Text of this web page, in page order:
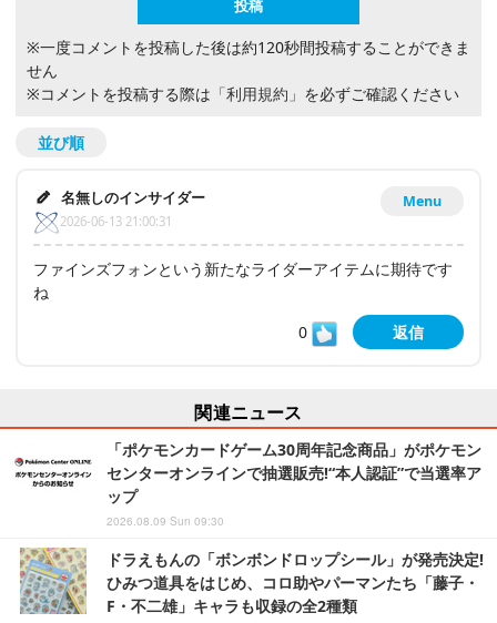
※一度コメントを投稿した後は約120秒間投稿することができま
せん
※コメントを投稿する際は 「利用規約」 を必ずご確認ください
並び順
Menu
名無しのインサイダー
2026-06-13 21:00:31
ファインズフォンという新たなライダーアイテムに期待です
ね
0
返信
関連ニュース
「ポケモンカードゲーム30周年記念商品」がポケモン
センターオンラインで抽選販売!“本人認証”で当選率ア
ップ
2026.08.09 Sun 09:30
ドラえもんの「ボンボンドロップシール」が発売決定!
ひみつ道具をはじめ、コロ助やパーマンたち「藤子・
F・不二雄」キャラも収録の全2種類